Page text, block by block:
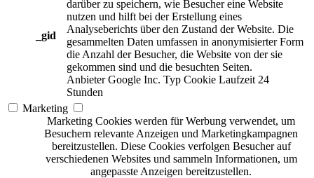
_gid
darüber zu speichern, wie Besucher eine Website
nutzen und hilft bei der Erstellung eines
Analyseberichts über den Zustand der Website. Die
gesammelten Daten umfassen in anonymisierter Form
die Anzahl der Besucher, die Website von der sie
gekommen sind und die besuchten Seiten.
Anbieter Google Inc. Typ Cookie Laufzeit 24
Stunden
Marketing
Marketing Cookies werden für Werbung verwendet, um
Besuchern relevante Anzeigen und Marketingkampagnen
bereitzustellen. Diese Cookies verfolgen Besucher auf
verschiedenen Websites und sammeln Informationen, um
angepasste Anzeigen bereitzustellen.